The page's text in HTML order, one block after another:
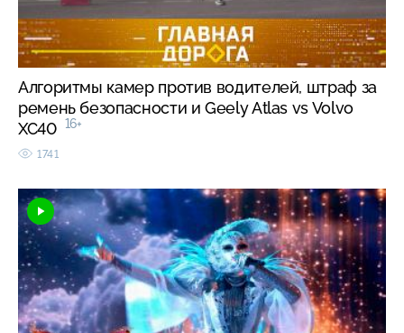
Алгоритмы камер против водителей, штраф за
ремень безопасности и Geely Atlas vs Volvo
XC40 16+
1741